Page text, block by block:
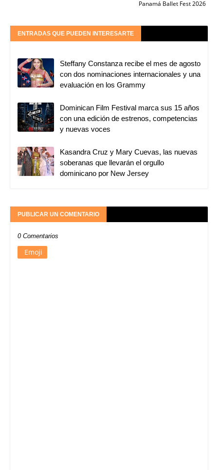
Panamá Ballet Fest 2026
ENTRADAS QUE PUEDEN INTERESARTE
Steffany Constanza recibe el mes de agosto
con dos nominaciones internacionales y una
evaluación en los Grammy
Dominican Film Festival marca sus 15 años
con una edición de estrenos, competencias
y nuevas voces
Kasandra Cruz y Mary Cuevas, las nuevas
soberanas que llevarán el orgullo
dominicano por New Jersey
PUBLICAR UN COMENTARIO
0 Comentarios
Emoji